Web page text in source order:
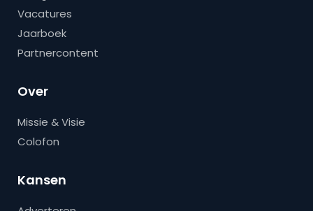
Vacatures
Jaarboek
Partnercontent
Over
Missie & Visie
Colofon
Kansen